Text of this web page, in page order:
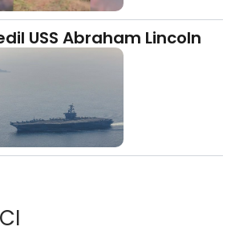
USS Abraham Lincoln